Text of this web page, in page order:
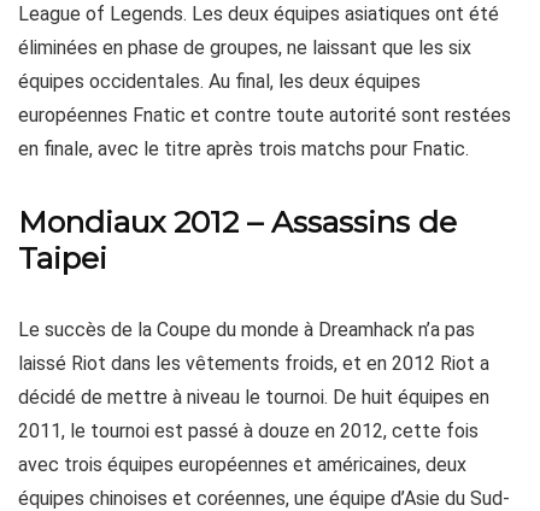
League of Legends. Les deux équipes asiatiques ont été
éliminées en phase de groupes, ne laissant que les six
équipes occidentales. Au final, les deux équipes
européennes Fnatic et contre toute autorité sont restées
en finale, avec le titre après trois matchs pour Fnatic.
Mondiaux 2012 – Assassins de
Taipei
Le succès de la Coupe du monde à Dreamhack n’a pas
laissé Riot dans les vêtements froids, et en 2012 Riot a
décidé de mettre à niveau le tournoi. De huit équipes en
2011, le tournoi est passé à douze en 2012, cette fois
avec trois équipes européennes et américaines, deux
équipes chinoises et coréennes, une équipe d’Asie du Sud-